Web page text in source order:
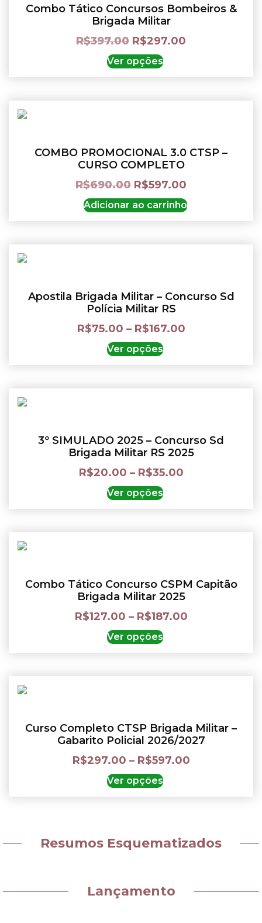
Combo Tático Concursos Bombeiros &
Brigada Militar
R$397.00 R$297.00
Ver opções
COMBO PROMOCIONAL 3.0 CTSP –
CURSO COMPLETO
R$690.00 R$597.00
Adicionar ao carrinho
Apostila Brigada Militar – Concurso Sd
Polícia Militar RS
R$75.00 – R$167.00
Ver opções
3º SIMULADO 2025 – Concurso Sd
Brigada Militar RS 2025
R$20.00 – R$35.00
Ver opções
Combo Tático Concurso CSPM Capitão
Brigada Militar 2025
R$127.00 – R$187.00
Ver opções
Curso Completo CTSP Brigada Militar –
Gabarito Policial 2026/2027
R$297.00 – R$597.00
Ver opções
Resumos Esquematizados
Lançamento